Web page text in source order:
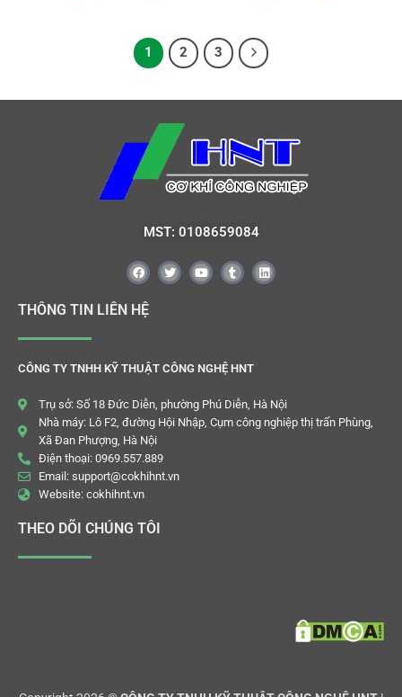
1 2 3
MST: 0108659084
THÔNG TIN LIÊN HỆ
CÔNG TY TNHH KỸ THUẬT CÔNG NGHỆ HNT
Trụ sở: Số 18 Đức Diễn, phường Phú Diễn, Hà Nội
Nhà máy: Lô F2, đường Hội Nhập, Cụm công nghiệp thị trấn Phùng,
Xã Đan Phượng, Hà Nội
Điện thoại: 0969.557.889
Email: support@cokhihnt.vn
Website: cokhihnt.vn
THEO DÕI CHÚNG TÔI